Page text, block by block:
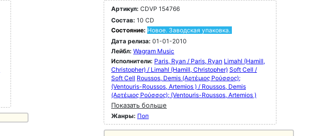
Артикул: CDVP 154766
Состав: 10 CD
Состояние: Новое. Заводская упаковка.
Дата релиза: 01-01-2010
Лейбл: Wagram Music
Исполнители: Paris, Ryan / Paris, Ryan Limahl (Hamill,
Christopher) / Limahl (Hamill, Christopher) Soft Cell /
Soft Cell Roussos, Demis (Αρτέμιος Ρούσσος);
(Ventouris-Roussos, Artemios ) / Roussos, Demis
(Αρτέμιος Ρούσσος); (Ventouris-Roussos, Artemios )
Показать больше
Жанры: Поп